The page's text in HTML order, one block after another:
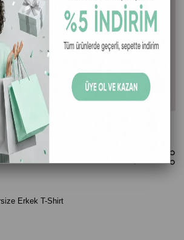
Oversize Erkek T-Shirt -
Erkek T-Shirt